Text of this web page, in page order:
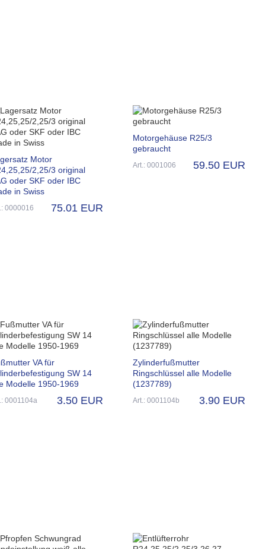
Motor
2,25/3 original
oder SKF oder IBC
in Swiss
0000016 75.01 EUR
Motorgehäuse R25/3
gebraucht
Art.: 0001006 59.50 EUR
VA für
SW 14
Modelle 1950-1969
0001104a 3.50 EUR
Zylinderfußmutter
Ringschlüssel alle Modelle
(1237789)
Art.: 0001104b 3.90 EUR